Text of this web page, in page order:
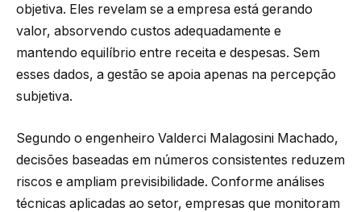
objetiva. Eles revelam se a empresa está gerando
valor, absorvendo custos adequadamente e
mantendo equilíbrio entre receita e despesas. Sem
esses dados, a gestão se apoia apenas na percepção
subjetiva.
Segundo o engenheiro Valderci Malagosini Machado,
decisões baseadas em números consistentes reduzem
riscos e ampliam previsibilidade. Conforme análises
técnicas aplicadas ao setor, empresas que monitoram